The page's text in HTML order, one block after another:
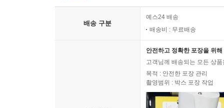
배송 구분
예스24 배송
배송비 : 무료배송
안전하고 정확한 포장을 위
고객님께 배송되는 모든 상
목적 : 안전한 포장 관리
촬영범위 : 박스 포장 작업